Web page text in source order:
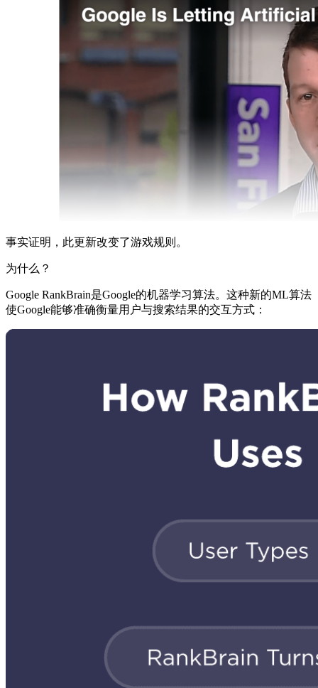
事实证明，此更新改变了游戏规则。
为什么？
Google RankBrain是Google的机器学习算法。这种新的ML算法
使Google能够准确衡量用户与搜索结果的交互方式：